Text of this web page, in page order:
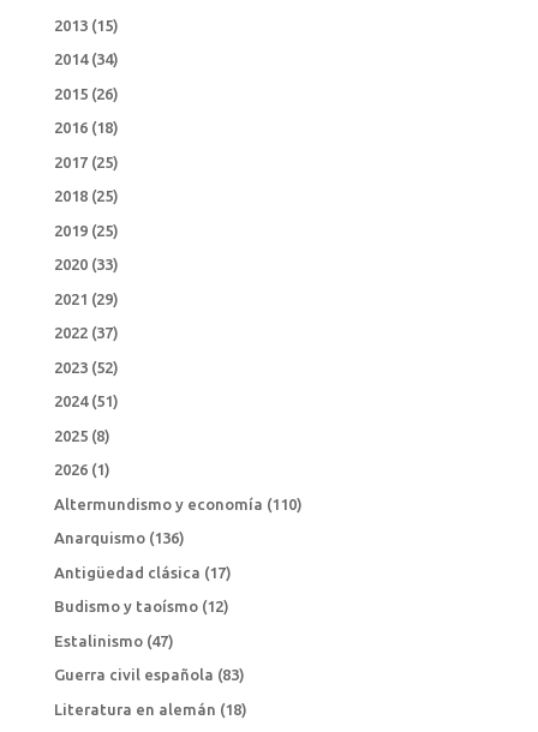
2013(15)
2014(34)
2015(26)
2016(18)
2017(25)
2018(25)
2019(25)
2020(33)
2021 (29)
2022(37)
2023(52)
2024(51)
2025(8)
2026(1)
Altermundismo y economía (110)
Anarquismo(136)
Antigüedad clásica (17)
Budismo y taoísmo(12)
Estalinismo(47)
Guerra civil española (83)
Literatura en alemán (18)